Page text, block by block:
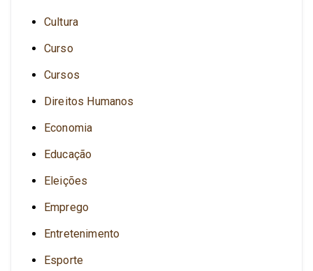
Cultura
Curso
Cursos
Direitos Humanos
Economia
Educação
Eleições
Emprego
Entretenimento
Esporte